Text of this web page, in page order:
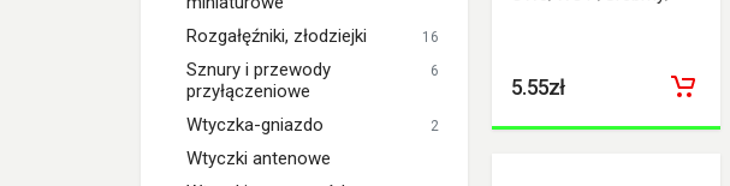
Rozgałęźniki, złodziejki 16
Sznury i przewody
przyłączeniowe
6
Wtyczka-gniazdo 2
Wtyczki antenowe
5.55zł